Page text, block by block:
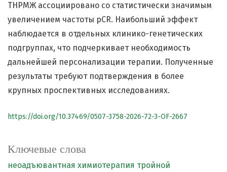
Ключевые слова
неоадъювантная химиотерапия тройной
ТНРМЖ ассоциировано со статистически значимым
увеличением частоты pCR. Наибольший эффект
наблюдается в отдельных клинико-генетических
подгруппах, что подчеркивает необходимость
дальнейшей персонализации терапии. Полученные
результаты требуют подтверждения в более
крупных проспективных исследованиях.
https://doi.org/10.37469/0507-3758-2026-72-3-OF-2667